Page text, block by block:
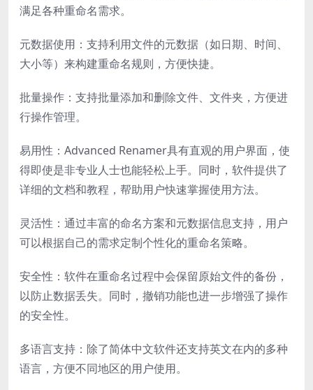
满足各种重命名需求。
元数据使用：支持利用文件的元数据（如日期、时间、
大小等）来构建重命名规则，方便快捷。
批量操作：支持批量添加和删除文件、文件夹，方便进
行操作管理。
易用性：Advanced Renamer具有直观的用户界面，使
得即使是非专业人士也能轻松上手。同时，软件提供了
详细的文档和教程，帮助用户快速掌握使用方法。
灵活性：通过丰富的命名方案和元数据信息支持，用户
可以根据自己的需求定制个性化的重命名策略。
安全性：软件在重命名过程中会保留原始文件的备份，
以防止数据丢失。同时，撤销功能也进一步增强了操作
的安全性。
多语言支持：除了简体中文软件还支持英文在内的多种
语言，方便不同地区的用户使用。